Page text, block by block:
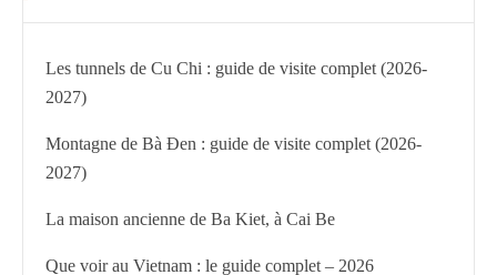
Les tunnels de Cu Chi : guide de visite complet (2026-
2027)
Montagne de Bà Đen : guide de visite complet (2026-
2027)
La maison ancienne de Ba Kiet, à Cai Be
Que voir au Vietnam : le guide complet – 2026